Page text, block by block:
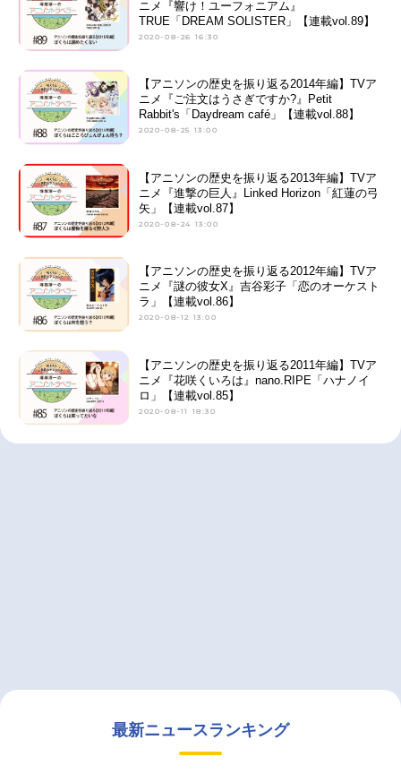
ニメ『響け！ユーフォニアム』
TRUE「DREAM SOLISTER」【連載vol.89】
2020-08-26 16:30
【アニソンの歴史を振り返る2014年編】TVア
ニメ『ご注文はうさぎですか?』Petit
Rabbit's「Daydream café」【連載vol.88】
2020-08-25 13:00
【アニソンの歴史を振り返る2013年編】TVア
ニメ『進撃の巨人』Linked Horizon「紅蓮の弓
矢」【連載vol.87】
2020-08-24 13:00
【アニソンの歴史を振り返る2012年編】TVア
ニメ『謎の彼女X』吉谷彩子「恋のオーケスト
ラ」【連載vol.86】
2020-08-12 13:00
【アニソンの歴史を振り返る2011年編】TVア
ニメ『花咲くいろは』nano.RIPE「ハナノイ
ロ」【連載vol.85】
2020-08-11 18:30
最新ニュースランキング